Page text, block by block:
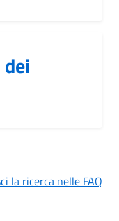
la ricerca nelle FAQ